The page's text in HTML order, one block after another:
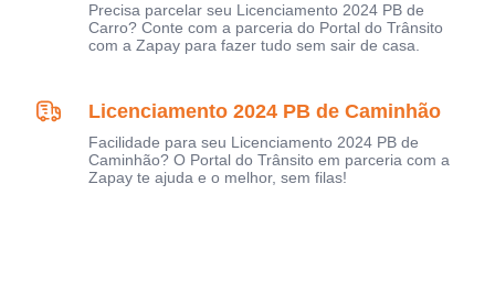
Precisa parcelar seu Licenciamento 2024 PB de
Carro? Conte com a parceria do Portal do Trânsito
com a Zapay para fazer tudo sem sair de casa.
Licenciamento 2024 PB de Caminhão
Facilidade para seu Licenciamento 2024 PB de
Caminhão? O Portal do Trânsito em parceria com a
Zapay te ajuda e o melhor, sem filas!